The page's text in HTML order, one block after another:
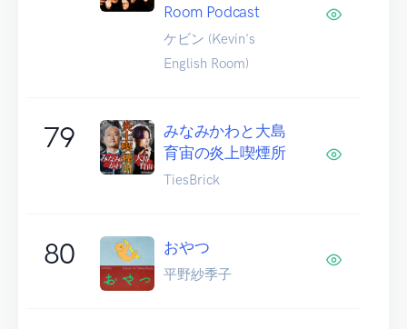
Room Podcast
ケビン (Kevin's
English Room)
79
みなみかわと大島
育宙の炎上喫煙所
TiesBrick
80 おやつ
平野紗季子